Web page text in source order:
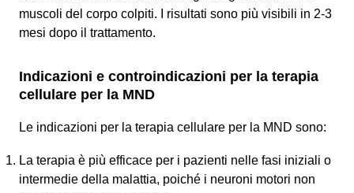
muscoli del corpo colpiti. I risultati sono più visibili in 2-3
mesi dopo il trattamento.
Indicazioni e controindicazioni per la terapia
cellulare per la MND
Le indicazioni per la terapia cellulare per la MND sono:
La terapia è più efficace per i pazienti nelle fasi iniziali o
intermedie della malattia, poiché i neuroni motori non